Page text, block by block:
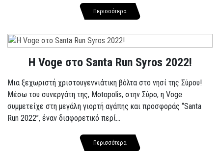
Περισσότερα
Η Voge στο Santa Run Syros 2022!
Μια ξεχωριστή χριστουγεννιάτικη βόλτα στο νησί της Σύρου!
Μέσω του συνεργάτη της, Motopolis, στην Σύρο, η Voge
συμμετείχε στη μεγάλη γιορτή αγάπης και προσφοράς “Santa
Run 2022”, έναν διαφορετικό περί...
Περισσότερα